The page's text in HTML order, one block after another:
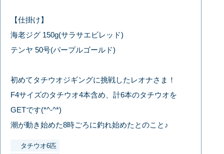
【仕掛け】
海老ジグ 150g(サラサエビレッド)
テンヤ 50号(パープルゴールド)
初めてタチウオジギングに挑戦したレオナさま！
F4サイズのタチウオ4本含め、計6本のタチウオを
GETです(*^-^*)
潮が動き始めた8時ごろに釣れ始めたとのこと♪
タチウオ6匹